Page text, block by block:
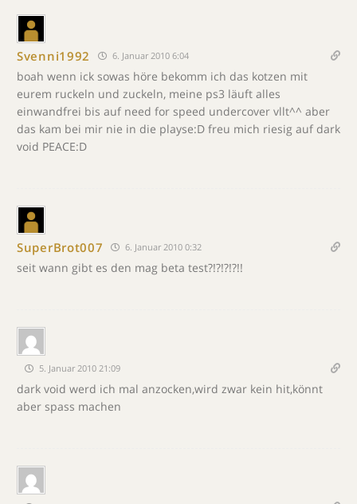
Svenni1992 6. Januar 2010 6:04
boah wenn ick sowas höre bekomm ich das kotzen mit
eurem ruckeln und zuckeln, meine ps3 läuft alles
einwandfrei bis auf need for speed undercover vllt^^ aber
das kam bei mir nie in die playse:D freu mich riesig auf dark
void PEACE:D
SuperBrot007 6. Januar 2010 0:32
seit wann gibt es den mag beta test?!?!?!?!!
5. Januar 2010 21:09
dark void werd ich mal anzocken,wird zwar kein hit,könnt
aber spass machen